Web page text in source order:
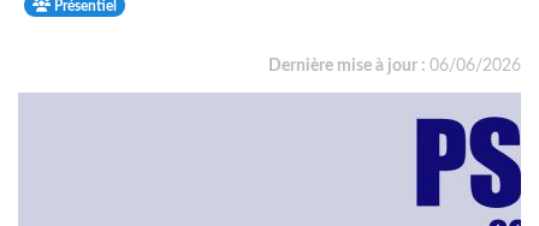
Présentiel
Dernière mise à jour : 06/06/2026